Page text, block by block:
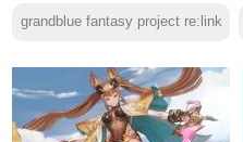
grandblue fantasy project re:link